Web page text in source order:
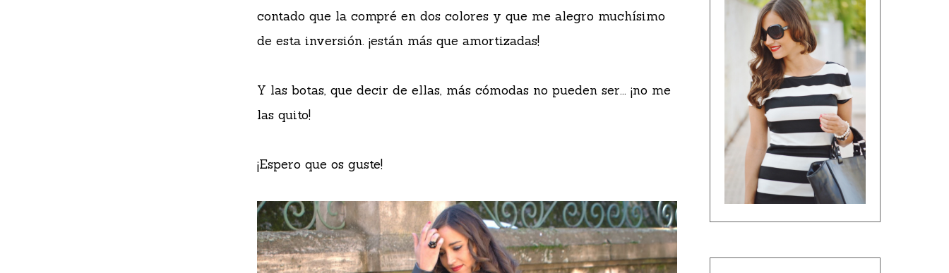
contado que la compré en dos colores y que me alegro muchísimo
de esta inversión. ¡están más que amortizadas!
Y las botas, que decir de ellas, más cómodas no pueden ser... ¡no me
las quito!
¡Espero que os guste!